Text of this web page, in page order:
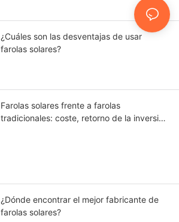
¿Cuáles son las desventajas de usar
farolas solares?
Farolas solares frente a farolas
tradicionales: coste, retorno de la inversión
¿Dónde encontrar el mejor fabricante de
farolas solares?